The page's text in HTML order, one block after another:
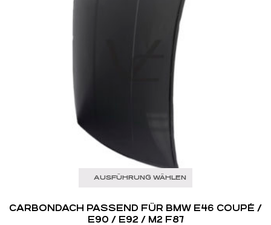
AUSFÜHRUNG WÄHLEN
CARBONDACH PASSEND FÜR BMW E46 COUPÉ /
E90 / E92 / M2 F87